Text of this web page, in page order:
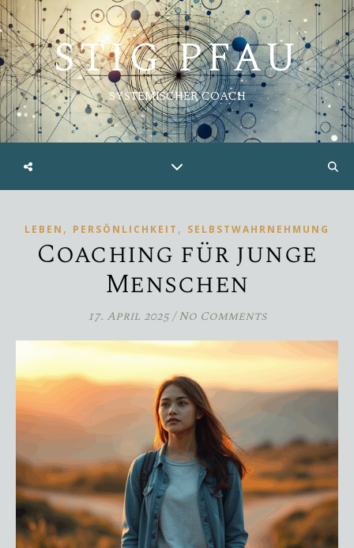
STIG PFAU
SYSTEMISCHER COACH
LEBEN , PERSÖNLICHKEIT , SELBSTWAHRNEHMUNG
Coaching für junge
Menschen
17. April 2025/ No Comments